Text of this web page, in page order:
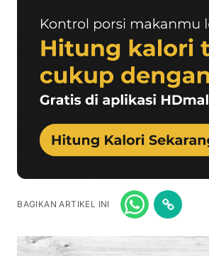
BAGIKAN ARTIKEL INI